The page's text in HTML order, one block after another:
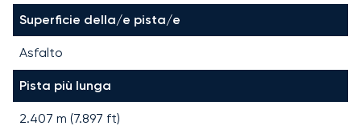
Superficie della/e pista/e
Asfalto
Pista più lunga
2.407 m (7.897 ft)